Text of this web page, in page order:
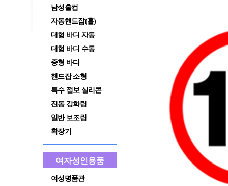
남성홀컵
자동핸드잡(홀)
대형 바디 자동
대형 바디 수동
중형 바디
핸드잡 소형
특수 점보 실리콘
진동 강화링
일반 보조링
확장기
여자성인용품
여성명품관